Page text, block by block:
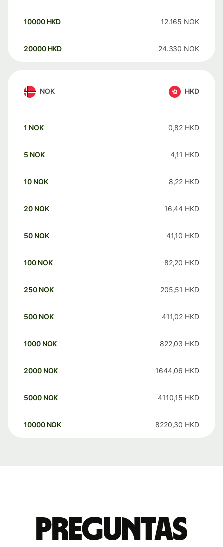
10000 HKD 12.165 NOK
20000 HKD 24.330 NOK
NOK HKD
1 NOK 0,82 HKD
5 NOK 4,11 HKD
10 NOK 8,22 HKD
20 NOK 16,44 HKD
50 NOK 41,10 HKD
100 NOK 82,20 HKD
250 NOK 205,51 HKD
500 NOK 411,02 HKD
1000 NOK 822,03 HKD
2000 NOK 1644,06 HKD
5000 NOK 4110,15 HKD
10000 NOK 8220,30 HKD
Preguntas